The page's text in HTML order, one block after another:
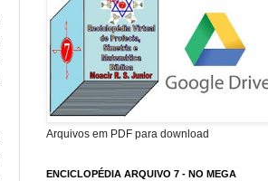
Arquivos em PDF para download
ENCICLOPÉDIA ARQUIVO 7 - NO MEGA